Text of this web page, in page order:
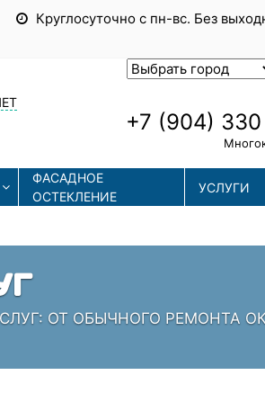
Круглосуточно с пн-вс. Без
+7 (904)
ФАСАДНОЕ
ОСТЕКЛЕНИЕ
УСЛУГИ
МОНТАЖА И РЕМОНТА.